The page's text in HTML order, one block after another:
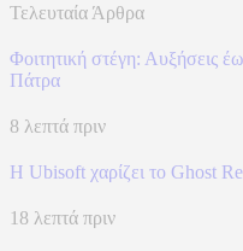
Τελευταία Άρθρα
Φοιτητική στέγη: Αυξήσεις
Πάτρα
8 λεπτά πριν
Η Ubisoft χαρίζει το Ghost
18 λεπτά πριν